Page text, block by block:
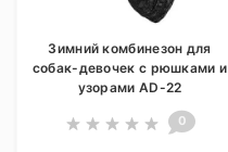
Зимний комбинезон для
собак-девочек с рюшками и
узорами AD-22
0